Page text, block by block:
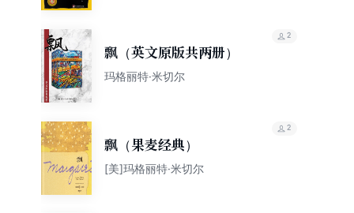
飘（英文原版共两册）
玛格丽特·米切尔
2
飘（果麦经典）
[美]玛格丽特·米切尔
2